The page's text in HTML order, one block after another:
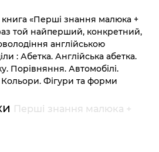
«Перші знання малюка +
той найперший, конкретний,
англійською
: Абетка. Англійська абетка.
Порівняння. Автомобілі.
Кольори. Фігури та форми
Перші знання малюка +